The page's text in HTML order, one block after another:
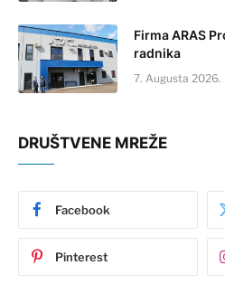
Firma ARAS
radnika
7. Augusta 2026.
DRUŠTVENE MREŽE
Facebook
Pinterest